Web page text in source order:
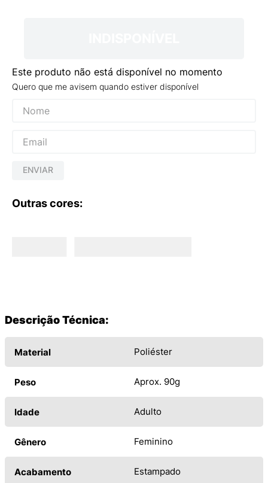
Este produto não está disponível no momento
Quero que me avisem quando estiver disponível
ENVIAR
Outras cores:
Descrição Técnica:
Material Poliéster
Peso Aprox. 90g
Idade Adulto
Gênero Feminino
Acabamento Estampado